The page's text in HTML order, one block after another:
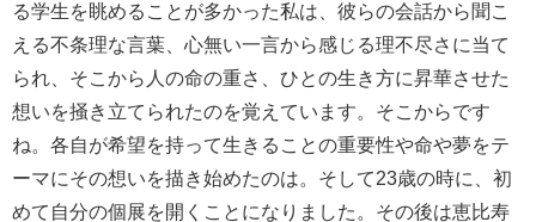
る学生を眺めることが多かった私は、彼らの会話から聞こ
える不条理な言葉、心無い一言から感じる理不尽さに当て
られ、そこから人の命の重さ、ひとの生き方に昇華させた
想いを掻き立てられたのを覚えています。そこからです
ね。各自が希望を持って生きることの重要性や命や夢をテ
ーマにその想いを描き始めたのは。そして23歳の時に、初
めて自分の個展を開くことになりました。その後は恵比寿